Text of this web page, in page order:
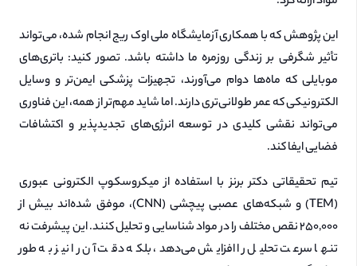
این پژوهش که با همکاری آزمایشگاه ملی اوک ریج انجام شده، می‌تواند
تأثیر شگرفی بر زندگی روزمره ما داشته باشد. تصور کنید: باتری‌های
موبایلی که ماه‌ها دوام می‌آورند، تجهیزات پزشکی ایمن‌تر و وسایل
الکترونیکی که عمر طولانی‌تری دارند. اما شاید مهم‌تر از همه، این فناوری
می‌تواند نقشی کلیدی در توسعه انرژی‌های تجدیدپذیر و اکتشافات
فضایی ایفا کند.
تیم تحقیقاتی دکتر برنز با استفاده از میکروسکوپ الکترونی عبوری
(TEM) و شبکه‌های عصبی پیچشی (CNN)، موفق شده‌اند بیش از
۲۵۰,۰۰۰ نقص مختلف را در مواد شناسایی و تحلیل کنند. این پیشرفت نه
تنها سرعت تحلیل را افزایش می‌دهد، بلکه دقت آن را نیز به طور